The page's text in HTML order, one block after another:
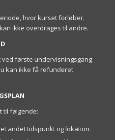
hvor kurset forløber.
ikke overdrages til andre.
første undervisningsgang
kan ikke få refunderet
til følgende:
andet tidspunkt og lokation.